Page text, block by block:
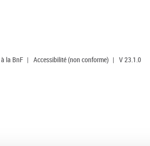
la BnF | Accessibilité (non conforme) | V 23.1.0